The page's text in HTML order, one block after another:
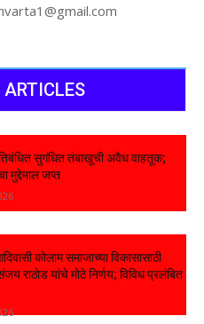
ARTICLES
सुगंधित तंबाखूची अवैध वाहतूक;
मुद्देमाल जप्त
कोलाम समाजाच्या विकासासाठी
राठोड यांचे मोठे निर्णय; विविध प्रलंबित